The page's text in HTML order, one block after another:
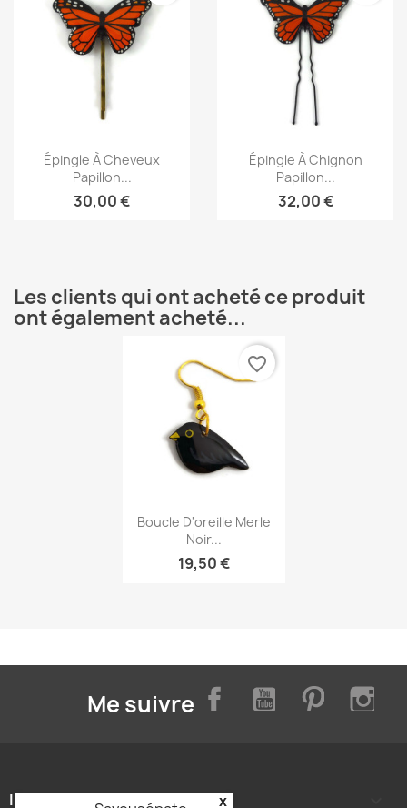
Aperçu rapide
Épingle À Cheveux
Papillon...
30,00 €
Aperçu rapide
Épingle À Chignon
Papillon...
32,00 €
Les clients qui ont acheté ce produit
ont également acheté...
Aperçu rapide
Boucle D'oreille Merle
Noir...
19,50 €
favorite_border
Me suivre FacebookYouTube Pinterest
INFORMATIONS x